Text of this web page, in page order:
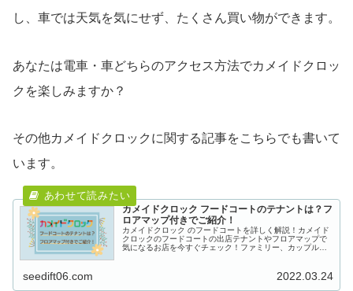
し、車では天気を気にせず、たくさん買い物ができます。
あなたは電車・車どちらのアクセス方法でカメイドクロッ
クを楽しみますか？
その他カメイドクロックに関する記事をこちらでも書いて
います。
カメイドクロック フードコートのテナントは？フ
ロアマップ付きでご紹介！
カメイドクロック のフードコートを詳しく解説！カメイド
クロックのフードコートの出店テナントやフロアマップで
気になるお店を今すぐチェック！ファミリー、カップル、
seedift06.com 2022.03.24